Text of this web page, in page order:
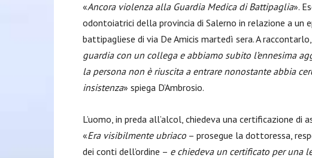
«Ancora violenza alla Guardia Medica di Battipaglia».
odontoiatrici della provincia di Salerno in relazione a
battipagliese di via De Amicis martedì sera. A
guardia con un collega e abbiamo subito l’ennesima
la persona non è riuscita a entrare nonostante abbia
insistenza» spiega D’Ambrosio.
L’uomo, in preda all’alcol, chiedeva una certificazione
«Era visibilmente ubriaco – prosegue la dottoressa,
dei conti dell’ordine – e chiedeva un certificato per una